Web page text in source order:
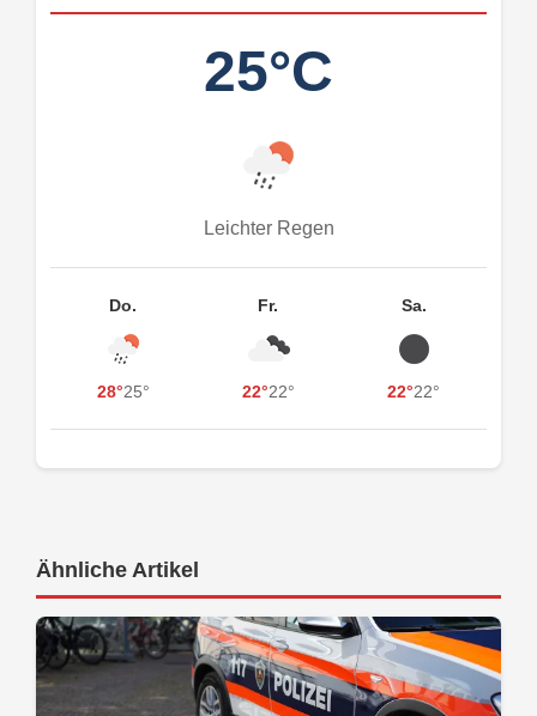
25°C
Leichter Regen
Do.
28°25°
Fr.
22°22°
Sa.
22°22°
Ähnliche Artikel